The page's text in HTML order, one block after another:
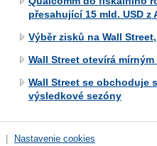
přesahující 15 mld. USD z
Výběr zisků na Wall
Wall Street otevírá mírným
Wall Street se obchoduje
výsledkové sezóny
| Nastavenie cookies